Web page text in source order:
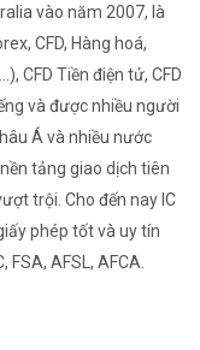
vào năm 2007, là
CFD, Hàng hoá,
CFD Tiền điện tử, CFD
và được nhiều người
Á và nhiều nước
tảng giao dịch tiên
trội. Cho đến nay IC
phép tốt và uy tín
AFSL, AFCA.